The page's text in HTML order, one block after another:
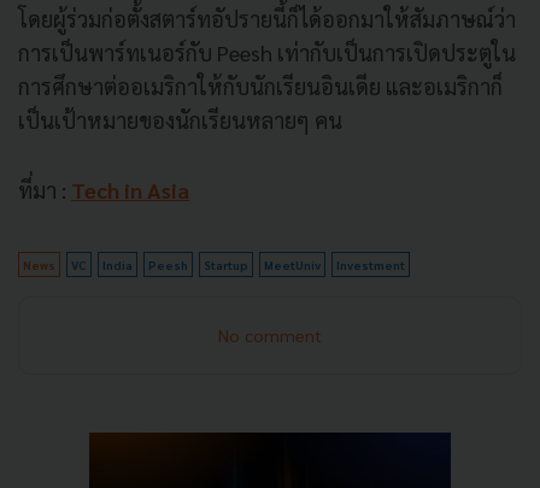
โดยผู้ร่วมก่อตั้งสตาร์ทอัปรายนี้ก็ได้ออกมาให้สัมภาษณ์ว่า
การเป็นพาร์ทเนอร์กับ Peesh เท่ากับเป็นการเปิดประตูใน
การศึกษาต่ออเมริกาให้กับนักเรียนอินเดีย และอเมริกาก็
เป็นเป้าหมายของนักเรียนหลายๆ คน
ที่มา : Tech in Asia
News VC India Peesh Startup MeetUniv Investment
No comment